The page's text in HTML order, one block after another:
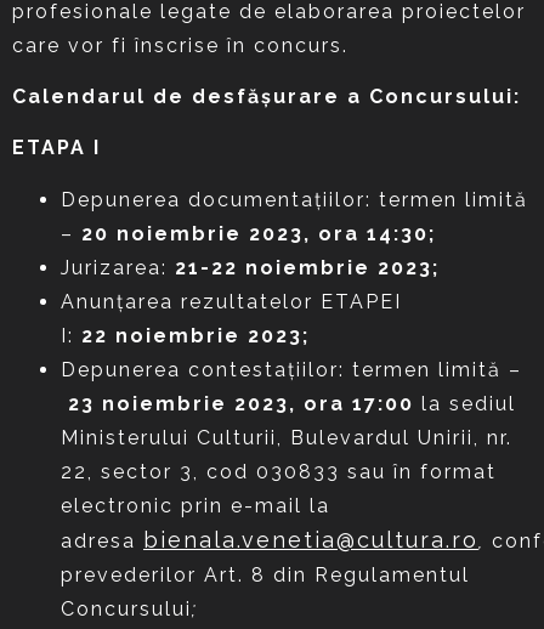
profesionale legate de elaborarea proiectelor
care vor fi înscrise în concurs.
Calendarul de desfășurare a Concursului:
ETAPA I
Depunerea documentaţiilor: termen limită
– 20 noiembrie 2023, ora 14:30;
Jurizarea: 21-22 noiembrie 2023;
Anunțarea rezultatelor ETAPEI
I: 22 noiembrie 2023;
Depunerea contestaţiilor: termen limită –
23 noiembrie 2023, ora 17:00 la sediul
Ministerului Culturii, Bulevardul Unirii, nr.
22, sector 3, cod 030833 sau în format
electronic prin e-mail la
adresa bienala.venetia@cultura.ro
prevederilor Art. 8 din Regulamentul
Concursului ;